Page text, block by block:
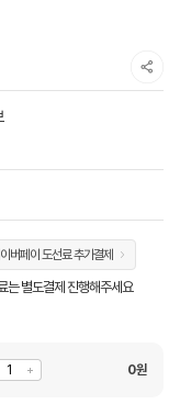
버페이 도선료 추가결제
는 별도결제 진행해주세요
0원